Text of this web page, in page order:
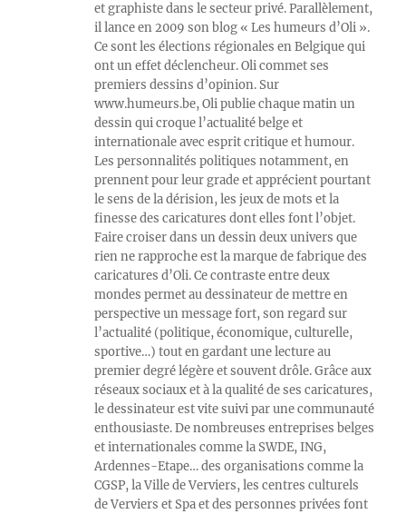
et graphiste dans le secteur privé. Parallèlement,
il lance en 2009 son blog « Les humeurs d’Oli ».
Ce sont les élections régionales en Belgique qui
ont un effet déclencheur. Oli commet ses
premiers dessins d’opinion. Sur
www.humeurs.be, Oli publie chaque matin un
dessin qui croque l’actualité belge et
internationale avec esprit critique et humour.
Les personnalités politiques notamment, en
prennent pour leur grade et apprécient pourtant
le sens de la dérision, les jeux de mots et la
finesse des caricatures dont elles font l’objet.
Faire croiser dans un dessin deux univers que
rien ne rapproche est la marque de fabrique des
caricatures d’Oli. Ce contraste entre deux
mondes permet au dessinateur de mettre en
perspective un message fort, son regard sur
l’actualité (politique, économique, culturelle,
sportive…) tout en gardant une lecture au
premier degré légère et souvent drôle. Grâce aux
réseaux sociaux et à la qualité de ses caricatures,
le dessinateur est vite suivi par une communauté
enthousiaste. De nombreuses entreprises belges
et internationales comme la SWDE, ING,
Ardennes-Etape… des organisations comme la
CGSP, la Ville de Verviers, les centres culturels
de Verviers et Spa et des personnes privées font